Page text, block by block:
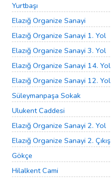
Yurtbaşı
Elazığ Organize Sanayi
Elazığ Organize Sanayi 1. Yol
Elazığ Organize Sanayi 3. Yol
Elazığ Organize Sanayi 14. Yol
Elazığ Organize Sanayi 12. Yol
Süleymanpaşa Sokak
Ulukent Caddesi
Elazığ Organize Sanayi 2. Yol
Elazığ Organize Sanayi 2. Çıkış
Gökçe
Hilalkent Cami